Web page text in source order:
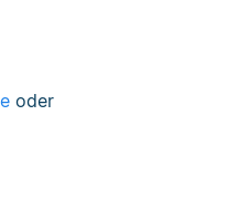
oder